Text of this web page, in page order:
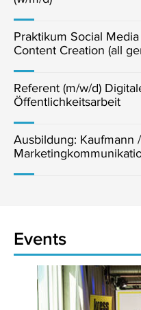
Praktikum Social
Content Creation (all
Referent (m/w/d)
Öffentlichkeitsarbeit
Ausbildung: Kaufmann
Events